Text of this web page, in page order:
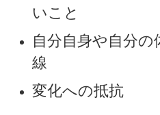
いこと
自分自身や自分
線
変化への抵抗